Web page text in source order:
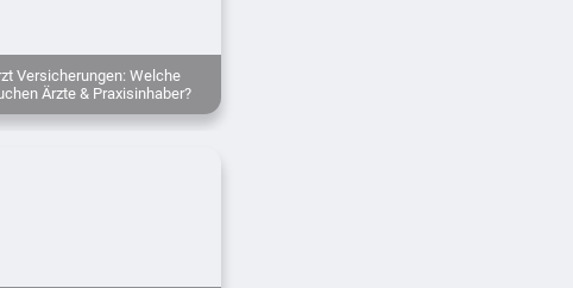
Versicherungen: Welche
Ärzte & Praxisinhaber?